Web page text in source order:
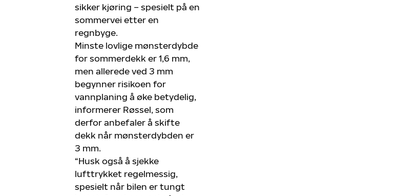
sikker kjøring – spesielt på en
sommervei etter en
regnbyge.
Minste lovlige mønsterdybde
for sommerdekk er 1,6 mm,
men allerede ved 3 mm
begynner risikoen for
vannplaning å øke betydelig,
informerer Røssel, som
derfor anbefaler å skifte
dekk når mønsterdybden er
3 mm.
“Husk også å sjekke
lufttrykket regelmessig,
spesielt når bilen er tungt